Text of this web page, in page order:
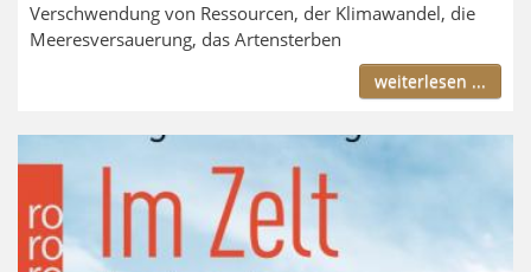
Verschwendung von Ressourcen, der Klimawandel, die
Meeresversauerung, das Artensterben
weiterlesen ...